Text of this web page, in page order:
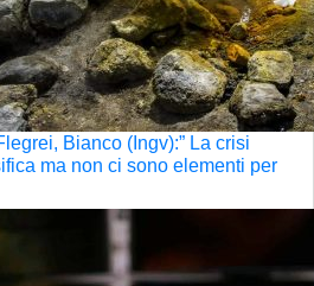
Bianco (Ingv):” La crisi
ma non ci sono elementi per